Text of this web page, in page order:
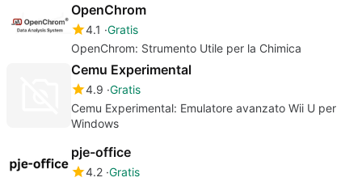
OpenChrom
4.1 Gratis
OpenChrom: Strumento Utile per la Chimica
Cemu Experimental
4.9 Gratis
Cemu Experimental: Emulatore avanzato Wii U per
Windows
pje-office
4.2 Gratis